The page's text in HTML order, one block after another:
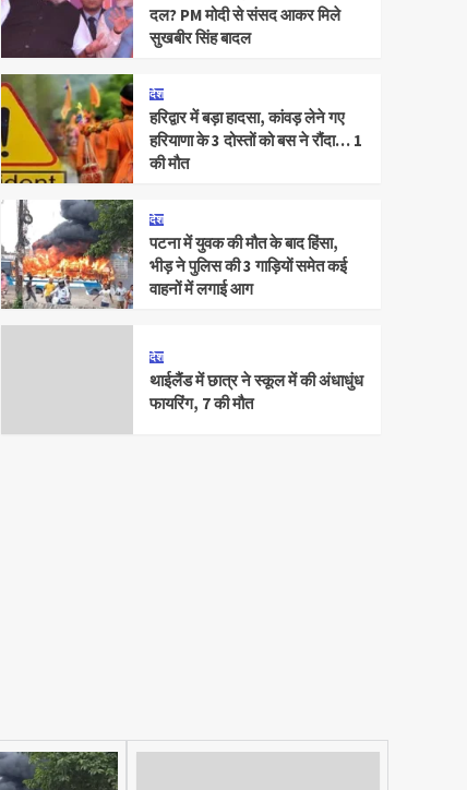
दल? PM मोदी से संसद आकर मिले
सुखबीर सिंह बादल
देश
हरिद्वार में बड़ा हादसा, कांवड़ लेने गए
हरियाणा के 3 दोस्तों को बस ने रौंदा… 1
की मौत
देश
पटना में युवक की मौत के बाद हिंसा,
भीड़ ने पुलिस की 3 गाड़ियों समेत कई
वाहनों में लगाई आग
देश
थाईलैंड में छात्र ने स्कूल में की अंधाधुंध
फायरिंग, 7 की मौत